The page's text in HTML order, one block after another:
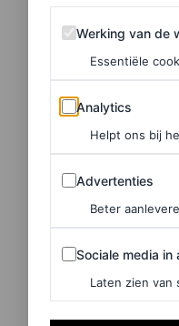
Werking van de
Werking van de
Essentiële
Analytics
Analytics
Helpt ons bij
Advertenties
Advertenties
Beter
Sociale media in
Sociale media in
Laten zien van